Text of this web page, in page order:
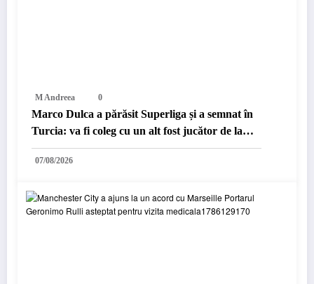
M Andreea 0
Marco Dulca a părăsit Superliga și a semnat în
Turcia: va fi coleg cu un alt fost jucător de la
Petrolul
07/08/2026